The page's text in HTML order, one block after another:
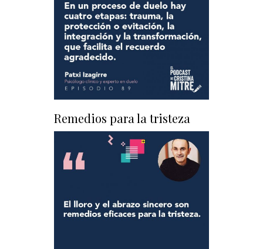
Remedios para la tristeza